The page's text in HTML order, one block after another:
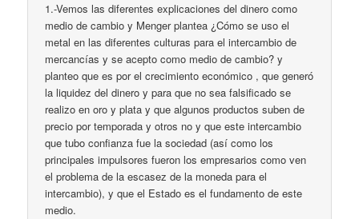
1.-Vemos las diferentes explicaciones del dinero como
medio de cambio y Menger plantea ¿Cómo se uso el
metal en las diferentes culturas para el intercambio de
mercancías y se acepto como medio de cambio? y
planteo que es por el crecimiento económico , que generó
la liquidez del dinero y para que no sea falsificado se
realizo en oro y plata y que algunos productos suben de
precio por temporada y otros no y que este intercambio
que tubo confianza fue la sociedad (así como los
principales impulsores fueron los empresarios como ven
el problema de la escasez de la moneda para el
intercambio), y que el Estado es el fundamento de este
medio.